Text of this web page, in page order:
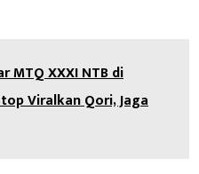
MTQ XXXI NTB di
Viralkan Qori, Jaga